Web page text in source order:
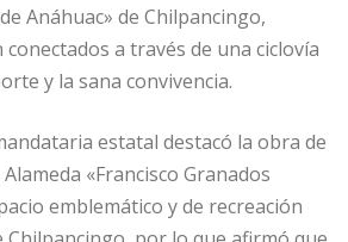
Anáhuac» de Chilpancingo,
a través de una ciclovía
y la sana convivencia.
estatal destacó la obra de
«Francisco Granados
emblemático y de recreación